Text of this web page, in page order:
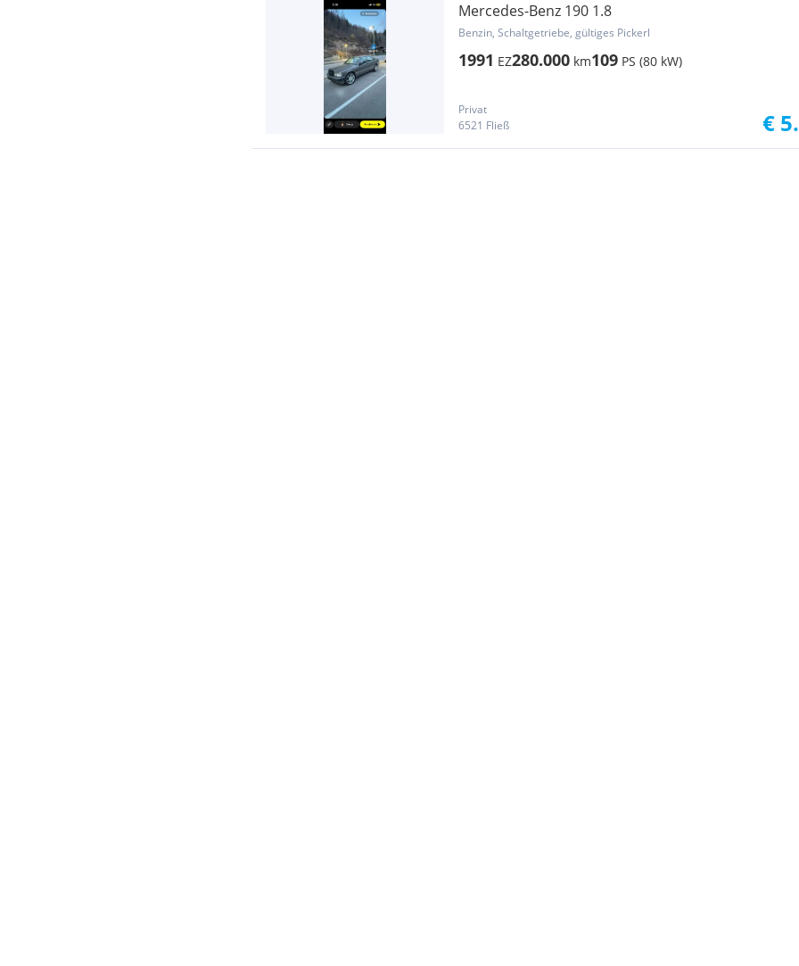
Mercedes-Benz 190 1.8
Benzin, Schaltgetriebe, gültiges Pickerl
1991 EZ280.000 km109 PS (80 kW)
Privat
6521 Fließ
€